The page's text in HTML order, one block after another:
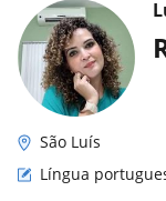
São Luís
Língua